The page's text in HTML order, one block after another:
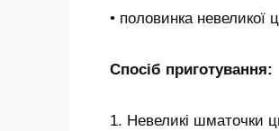
• половинка невеликої
Спосіб приготування:
1. Невеликі шматочки